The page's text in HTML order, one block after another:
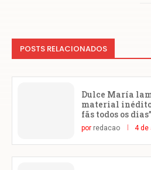
POSTS RELACIONADOS
Dulce María
material inédito
fãs todos os dias”
por redacao 4 de